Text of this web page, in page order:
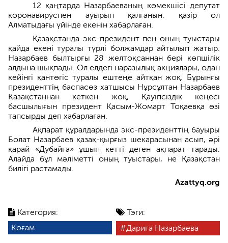
Категория:
Қоғам
Тэги:
Дариға Назарбаева
12 қаңтарда Назарбаеваның көмекшісі депутат
коронавируспен ауырып қалғанын, қазір ол
Алматыдағы үйінде екенін хабарлаған.
Қазақстанда экс-президент пен оның туыстары
қайда екені туралы түрлі болжамдар айтылып жатыр.
Назарбаев былтырғы 28 желтоқсаннан бері көпшілік
алдына шықпады. Ол елдегі наразылық акциялары, одан
кейінгі қантөгіс туралы ештеңе айтқан жоқ. Бұрынғы
президенттің баспасөз хатшысы Нұрсұлтан Назарбаев
Қазақстаннан кеткен жоқ, Қауіпсіздік кеңесі
басшылығын президент Қасым-Жомарт Тоқаевқа өзі
тапсырды деп хабарлаған.
Ақпарат құралдарында экс-президенттің бауыры
Болат Назарбаев қазақ-қырғыз шекарасынан асып, әрі
қарай «Дубайға» ұшып кетті деген ақпарат тарады.
Алайда бұл мәліметті оның туыстары, не Қазақстан
билігі растамады.
Аzattyq.org